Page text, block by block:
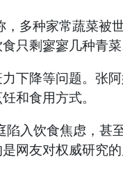
种家常蔬菜被
只剩寥寥几种青菜
降等问题。张
和食用方式。
饮食焦虑，甚
网友对权威研究的